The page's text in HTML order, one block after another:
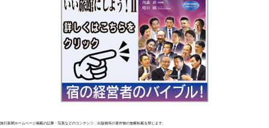
旅行新聞ホームページ掲載の記事・写真などのコンテンツ、出版物等の著作物の無断転載を禁じます。